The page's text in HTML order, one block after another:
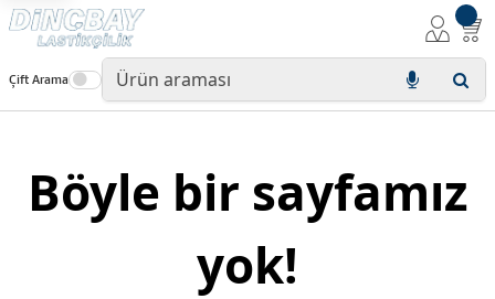
Çift Arama
Böyle bir sayfamız
yok!